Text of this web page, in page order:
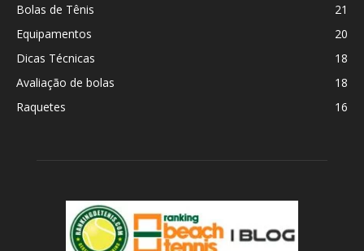
Bolas de Tênis
21
Equipamentos
20
Dicas Técnicas
18
Avaliação de bolas
18
Raquetes
16